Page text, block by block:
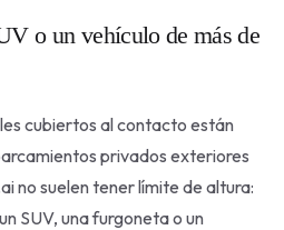
o un vehículo de más de
cubiertos al contacto están
privados exteriores
no suelen tener límite de altura:
SUV, una furgoneta o un